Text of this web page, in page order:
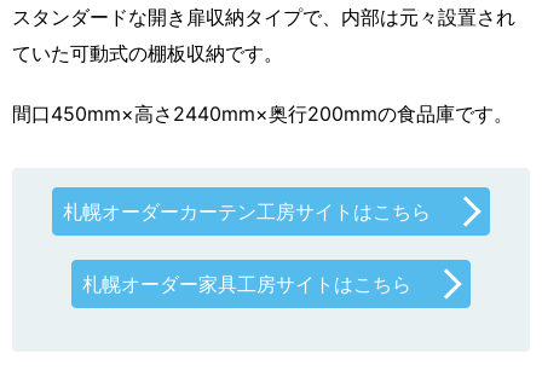
スタンダードな開き扉収納タイプで、内部は元々設置され
ていた可動式の棚板収納です。
間口450mm×高さ2440mm×奥行200mmの食品庫です。
札幌オーダーカーテン工房サイトはこちら
札幌オーダー家具工房サイトはこちら